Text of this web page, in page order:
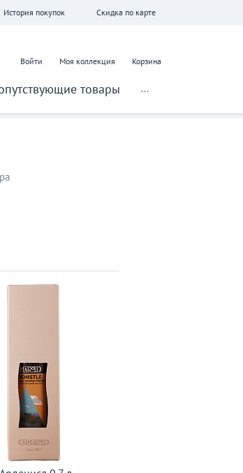
История покупок Скидка по карте
Войти Моя коллекция Корзина
товары ...